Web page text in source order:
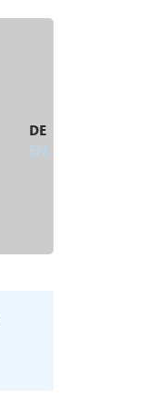
DE
EN